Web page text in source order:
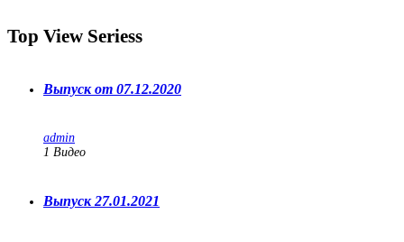
Top View Seriess
Выпуск от 07.12.2020
admin
1 Видео
Выпуск 27.01.2021